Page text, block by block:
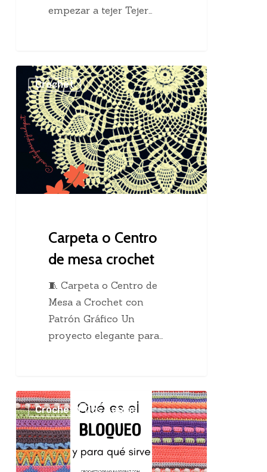
empezar a tejer Tejer…
Carpeta
Centro
de
mesa
crochet
Crochet
Carpeta o Centro
de mesa crochet
🧵 Carpeta o Centro de
Mesa a Crochet con
Patrón Gráfico Un
proyecto elegante para…
El
maravilloso
bloqueo
en
el
Crochet Y Dos Agujas